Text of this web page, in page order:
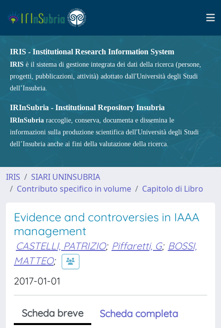
IRIS - Institutional Research Information System
IRIS è il sistema di gestione integrata dei dati della ricerca (persone,
progetti, pubblicazioni, attività) adottato dall'Università degli Studi
dell’Insubria.
IRInSubria - Institutional Repository Insubria
IRInSubria raccoglie, conserva, documenta e dissemina le
informazioni sulla produzione scientifica dell'Università degli Studi
dell’Insubria anche ai fini della valutazione della ricerca.
IRIS
SIARI UNINSUBRIA
Contributo specifico in volume
Capitolo di Libro
Evidence and controversies in IAAA
management
CASTELLI, PATRIZIO; Piffaretti, G; BOSSI,
MATTEO;
2017-01-01
Scheda breve
Scheda completa